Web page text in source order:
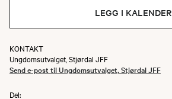
LEGG I KALENDER
KONTAKT
Ungdomsutvalget, Stjørdal JFF
Send e-post til Ungdomsutvalget, Stjørdal JFF
Del: